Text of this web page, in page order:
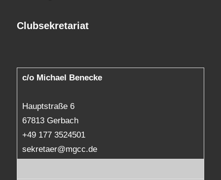
Clubsekretariat
c/o Michael Benecke
Hauptstraße 6
67813 Gerbach
+49 177 3524501
sekretaer@mgcc.de